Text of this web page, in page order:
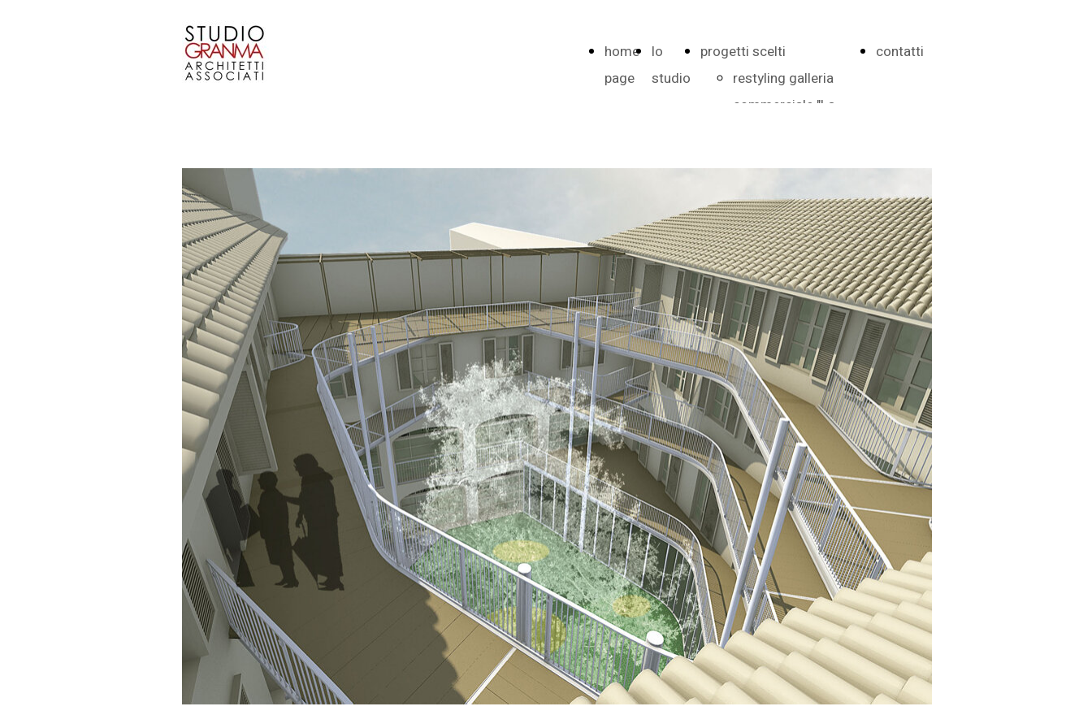
home
page
lo
studio
progetti scelti
restyling galleria
commerciale "La
parco commerciale
"Piazza Botticelli"
edificio residenziale
"Torino ToStay"
locale commerciale
"ex cinema Lux"
edificio
commerciale c.so
Molise
edificio residenziale
di Housing Sociale
edificio residenziale
"ex Ruspa Auto"
centro
polifunzionale
"Snos"
centro
commerciale "gli
Orsi"
contatti